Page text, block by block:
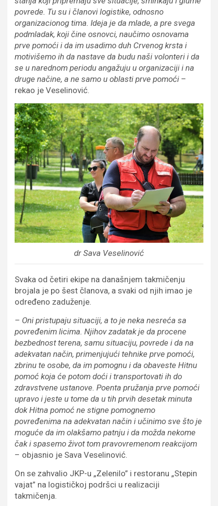
povrede. Tu su i članovi logistike, odnosno
organizacionog tima. Ideja je da mlade, a pre svega
podmladak, koji čine osnovci, naučimo osnovama
prve pomoći i da im usadimo duh Crvenog krsta i
motivišemo ih da nastave da budu naši volonteri i da
se u narednom periodu angažuju u organizaciji i na
druge načine, a ne samo u oblasti prve pomoći –
rekao je Veselinović.
dr Sava Veselinović
Svaka od četiri ekipe na današnjem takmičenju
brojala je po šest članova, a svaki od njih imao je
određeno zaduženje.
– Oni pristupaju situaciji, a to je neka nesreća sa
povređenim licima. Njihov zadatak je da procene
bezbednost terena, samu situaciju, povrede i da na
adekvatan način, primenjujući tehnike prve pomoći,
zbrinu te osobe, da im pomognu i da obaveste Hitnu
pomoć koja će potom doći i transportovati ih do
zdravstvene ustanove. Poenta pružanja prve pomoći
upravo i jeste u tome da u tih prvih desetak minuta
dok Hitna pomoć ne stigne pomognemo
povređenima na adekvatan način i učinimo sve što je
moguće da im olakšamo patnju i da možda nekome
čak i spasemo život tom pravovremenom reakcijom
– objasnio je Sava Veselinović.
On se zahvalio JKP-u „Zelenilo” i restoranu „Stepin
vajat” na logističkoj podršci u realizaciji
takmičenja.